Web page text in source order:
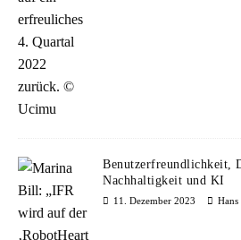
Benutzerfreundlichkeit,
Nachhaltigkeit und KI
11. Dezember 2023 Hans